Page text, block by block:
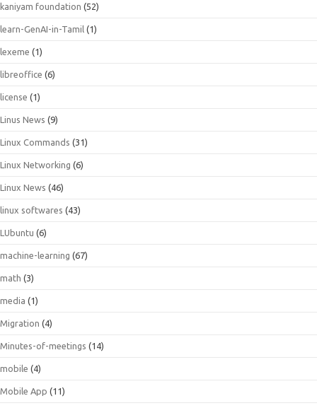
kaniyam foundation (52)
learn-GenAI-in-Tamil (1)
lexeme (1)
libreoffice (6)
license (1)
Linus News (9)
Linux Commands (31)
Linux Networking (6)
Linux News (46)
linux softwares (43)
LUbuntu (6)
machine-learning (67)
math (3)
media (1)
Migration (4)
Minutes-of-meetings (14)
mobile (4)
Mobile App (11)